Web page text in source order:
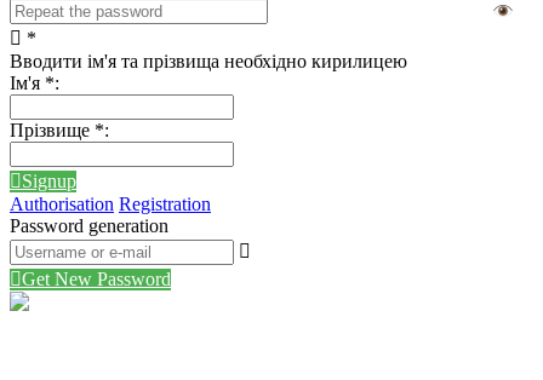
*
Вводити ім'я та прізвища необхідно кирилицею
Ім'я *:
Прізвище *:
Signup
Authorisation Registration
Password generation
Get New Password